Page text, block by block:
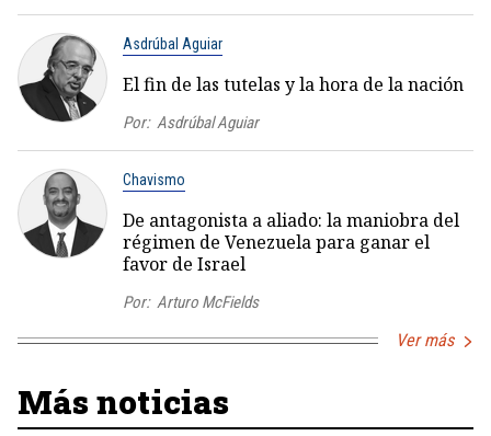
Asdrúbal Aguiar
El fin de las tutelas y la hora de la nación
Por: Asdrúbal Aguiar
Chavismo
De antagonista a aliado: la maniobra del
régimen de Venezuela para ganar el
favor de Israel
Por: Arturo McFields
Ver más
Más noticias